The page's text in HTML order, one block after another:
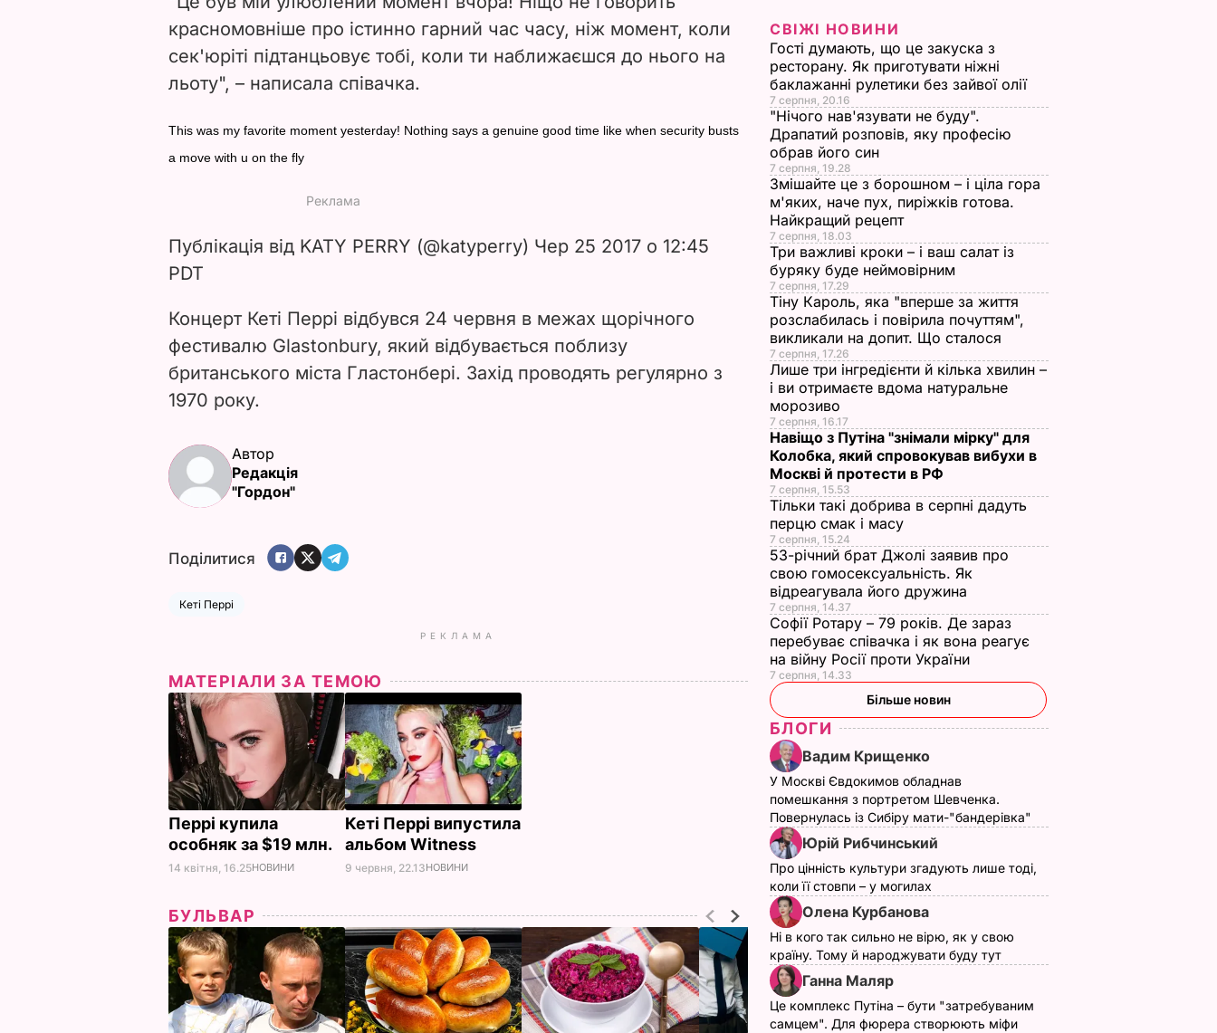
i
d
o
красномовніше про істинно гарний час часу, ніж момент, коли
сек'юріті підтанцьовує тобі, коли ти наближаєшся до нього на
льоту", – написала співачка.
This was my favorite moment yesterday! Nothing says a genuine good time like when security busts
a move with u on the fly
Публікація від KATY PERRY (@katyperry) Чер 25 2017 о 12:45
PDT
Концерт Кеті Перрі відбувся 24 червня в межах щорічного
фестивалю Glastonbury, який відбувається поблизу
британського міста Гластонбері. Захід проводять регулярно з
1970 року.
Автор
Редакція
"Гордон"
Поділитися
Кеті Перрі
РЕКЛАМА
МАТЕРІАЛИ ЗА ТЕМОЮ
Перрі купила
особняк за $19 млн.
14 квітня, 16.25НОВИНИ
Кеті Перрі випустила
альбом Witness
9 червня, 22.13НОВИНИ
БУЛЬВАР
СВІЖІ НОВИНИ
Гості думають, що це закуска з
ресторану. Як приготувати ніжні
баклажанні рулетики без зайвої олії
7 серпня, 20.16
"Нічого нав'язувати не буду".
Драпатий розповів, яку професію
обрав його син
7 серпня, 19.28
Змішайте це з борошном – і ціла гора
м'яких, наче пух, пиріжків готова.
Найкращий рецепт
7 серпня, 18.03
Три важливі кроки – і ваш салат із
буряку буде неймовірним
7 серпня, 17.29
Тіну Кароль, яка "вперше за життя
розслабилась і повірила почуттям",
викликали на допит. Що сталося
7 серпня, 17.26
Лише три інгредієнти й кілька хвилин –
і ви отримаєте вдома натуральне
морозиво
7 серпня, 16.17
Навіщо з Путіна "знімали мірку" для
Колобка, який спровокував вибухи в
Москві й протести в РФ
7 серпня, 15.53
Тільки такі добрива в серпні дадуть
перцю смак і масу
7 серпня, 15.24
53-річний брат Джолі заявив про
свою гомосексуальність. Як
відреагувала його дружина
7 серпня, 14.37
Софії Ротару – 79 років. Де зараз
перебуває співачка і як вона реагує
на війну Росії проти України
7 серпня, 14.33
Більше новин
БЛОГИ
Вадим Крищенко
У Москві Євдокимов обладнав
помешкання з портретом Шевченка.
Повернулась із Сибіру мати-"бандерівка"
Юрій Рибчинський
Про цінність культури згадують лише тоді,
коли її стовпи – у могилах
Олена Курбанова
Ні в кого так сильно не вірю, як у свою
країну. Тому й народжувати буду тут
Ганна Маляр
Це комплекс Путіна – бути "затребуваним
самцем". Для фюрера створюють міфи